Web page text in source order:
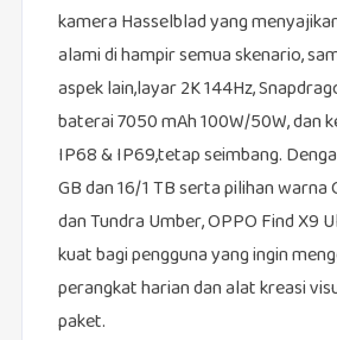
kamera Hasselblad yang
alami di hampir semua skenario,
aspek lain,layar 2K 144Hz,
baterai 7050 mAh 100W/50W, dan
IP68 & IP69,tetap seimbang.
GB dan 16/1 TB serta pilihan warna
dan Tundra Umber, OPPO Find X9
kuat bagi pengguna yang ingin
perangkat harian dan alat kreasi
paket.